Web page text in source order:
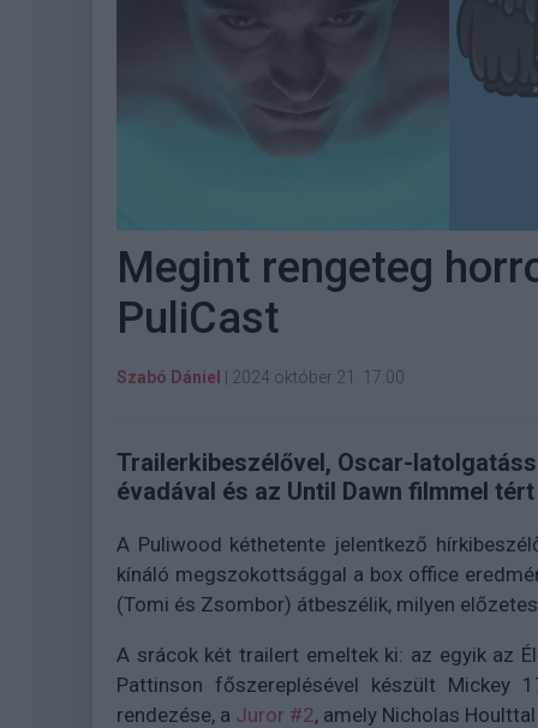
Megint rengeteg
PuliCast
Szabó Dániel 2024 október 21. 17:00
Trailerkibeszélővel, Oscar-
évadával és az Until Dawn filmmel
A Puliwood kéthetente jelentkező
kínáló megszokottsággal a box office
(Tomi és Zsombor) átbeszélik, milyen
A srácok két trailert emeltek ki: az egyik az
Pattinson főszereplésével készült
rendezése, a Juror #2, amely Nicholas